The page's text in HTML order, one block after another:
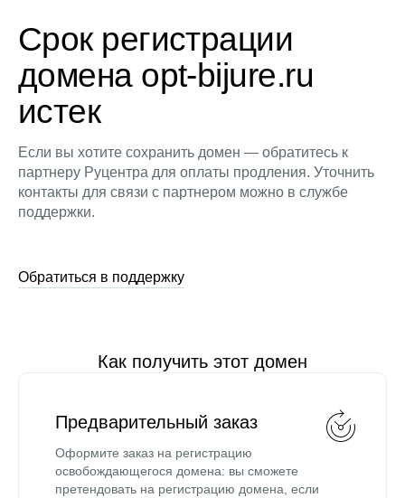
Срок регистрации
домена opt-bijure.ru
истек
Если вы хотите сохранить домен — обратитесь к
партнеру Руцентра для оплаты продления. Уточнить
контакты для связи с партнером можно в службе
поддержки.
Обратиться в поддержку
Как получить этот домен
Предварительный заказ
Оформите заказ на регистрацию
освобождающегося домена: вы сможете
претендовать на регистрацию домена, если